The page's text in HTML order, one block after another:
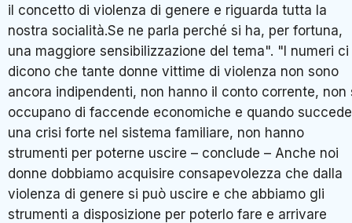
il concetto di violenza di genere e riguarda tutta la
nostra socialità.Se ne parla perché si ha, per fortuna,
una maggiore sensibilizzazione del tema". "I numeri ci
dicono che tante donne vittime di violenza non sono
ancora indipendenti, non hanno il conto corrente, non
occupano di faccende economiche e quando succede
una crisi forte nel sistema familiare, non hanno
strumenti per poterne uscire – conclude – Anche noi
donne dobbiamo acquisire consapevolezza che dalla
violenza di genere si può uscire e che abbiamo gli
strumenti a disposizione per poterlo fare e arrivare